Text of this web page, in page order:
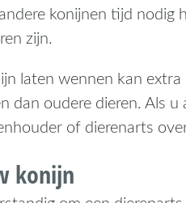
konijnen tijd
zijn.
laten wennen kan
dan oudere dieren. Als
of dierenarts
konijn